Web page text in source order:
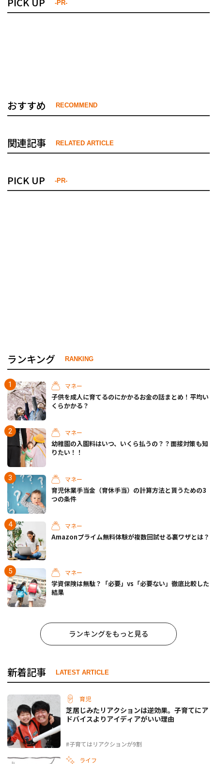
-PR-
おすすめ RECOMMEND
関連記事 RELATED ARTICLE
PICK UP -PR-
ランキング RANKING
マネー
子供を成人に育てるのにかかるお金の話まとめ！平均い
くらかかる？
マネー
幼稚園の入園料はいつ、いくら払うの？？面接対策も知
りたい！！
マネー
育児休業手当金（育休手当）の計算方法と貰うための3
つの条件
マネー
Amazonプライム無料体験が複数回試せる裏ワザとは？
マネー
学資保険は無駄？「必要」vs「必要ない」徹底比較した
結果
ランキングをもっと見る
新着記事 LATEST ARTICLE
育児
#子育てはリアクションが9割
芝居じみたリアクションは逆効果。子育てにア
ドバイスよりアイディアがいい理由
ライフ